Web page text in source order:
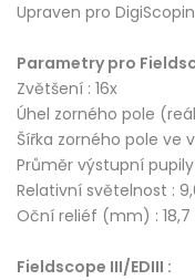
Upraven pro
Parametry pro
Zvětšení : 16x
Úhel zorného pole
Šířka zorného pole ve
Průměr výstupní
Relativní světelnost :
Oční reliéf (mm) : 18,7
Fieldscope III/EDIII :